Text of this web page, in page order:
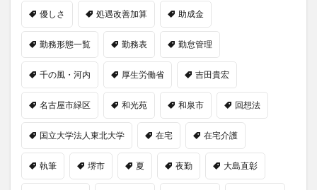
優しさ 処遇改善加算 助成金
勤務形態一覧 勤務表 勤怠管理
千の風・河内 厚生労働省 吉田貴宏
名古屋市緑区 和光苑 和泉市 回想法
国立大学法人東北大学 在宅 在宅介護
執筆 堺市 夏 夜勤 大島直彰